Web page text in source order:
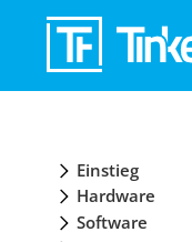
Einstieg
Hardware
Software